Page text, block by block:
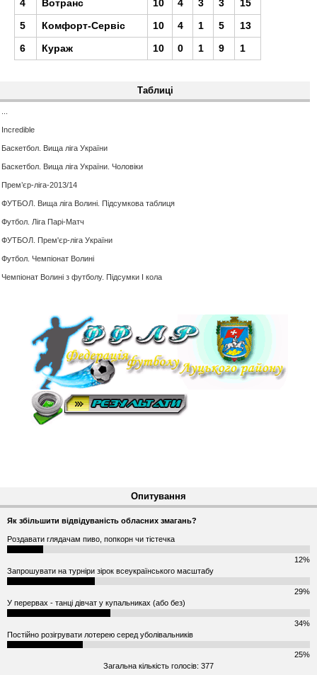
4
Вотранс 10 4 3 3
15
5
Комфорт-Сервіс 10 4 1 5
13
6
Кураж 10 0 1 9 1
Таблиці
Іncredible
Баскетбол. Вища ліга України
Баскетбол. Вища ліга України. Чоловіки
Прем’єр-ліга-2013/14
ФУТБОЛ. Вища ліга Волині. Підсумкова таблиця
Футбол. Ліга Парі-Матч
ФУТБОЛ. Прем'єр-ліга України
Футбол. Чемпіонат Волині
Чемпіонат Волині з футболу. Підсумки І кола
Опитування
Як збільшити відвідуваність обласних змагань?
Роздавати глядачам пиво, попкорн чи тістечка
12%
Запрошувати на турніри зірок всеукраїнського масштабу
29%
У перервах - танці дівчат у купальниках (або без)
34%
Постійно розігрувати лотерею серед уболівальників
25%
Загальна кількість голосів: 377